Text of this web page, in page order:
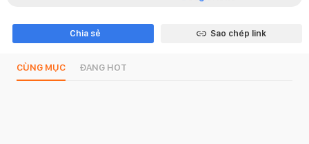
Chia sẻ Sao chép link
CÙNG MỤC ĐANG HOT